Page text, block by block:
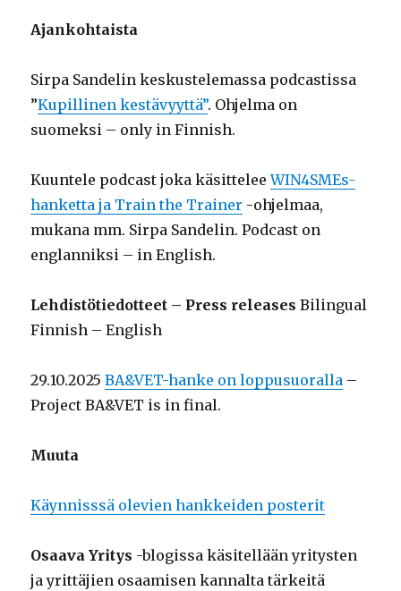
Ajankohtaista
Sirpa Sandelin keskustelemassa podcastissa
”Kupillinen kestävyyttä”. Ohjelma on
suomeksi – only in Finnish.
Kuuntele podcast joka käsitteleeWIN4SMEs-
hanketta ja Train the Trainer -ohjelmaa,
mukana mm. Sirpa Sandelin. Podcast on
englanniksi – in English.
Lehdistötiedotteet – Press releasesBilingual
Finnish – English
29.10.2025BA&VET-hanke on loppusuoralla –
Project BA&VET is in final.
Muuta
Käynnisssä olevien hankkeiden posterit
Osaava Yritys -blogissa käsitellään yritysten
ja yrittäjien osaamisen kannalta tärkeitä